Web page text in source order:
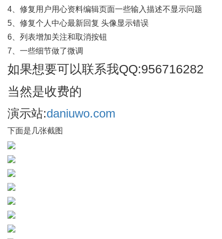
4、修复用户用心资料编辑页面一些输入描述不显示问题
5、修复个人中心最新回复 头像显示错误
6、列表增加关注和取消按钮
7、一些细节做了微调
如果想要可以联系我QQ:956716282
当然是收费的
演示站:daniuwo.com
下面是几张截图